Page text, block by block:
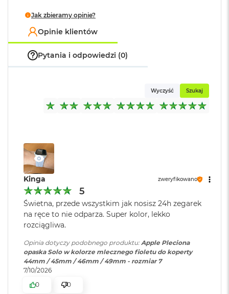
B
o
o
k
A
i
o
o
k
A
i
r
1
5
e
d
ł
u
k
Jak zbieramy opinie?
Opinie klientów
Pytania i odpowiedzi (0)
Wyczyść Szukaj
Kinga zweryfikowano
5
Świetna, przede wszystkim jak nosisz 24h zegarek
na ręce to nie odparza. Super kolor, lekko
rozciągliwa.
Opinia dotyczy podobnego produktu:Apple Pleciona
opaska Solo w kolorze mlecznego fioletu do koperty
44mm / 45mm / 46mm / 49mm - rozmiar 7
7/10/2026
0
0